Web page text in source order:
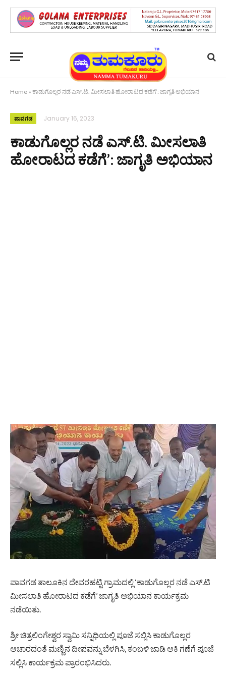
Home » ಕಾಡುಗೊಲ್ಲರ ನಡೆ ಎಸ್.ಟಿ. ಮೀಸಲಾತಿ ಹೋರಾಟದ ಕಡೆಗೆ’: ಜಾಗೃತಿ ಅಭಿಯಾನ
ಪಾವಗಡ January 16, 2023
ಕಾಡುಗೊಲ್ಲರ ನಡೆ ಎಸ್.ಟಿ. ಮೀಸಲಾತಿ
ಹೋರಾಟದ ಕಡೆಗೆ’: ಜಾಗೃತಿ ಅಭಿಯಾನ
ಪಾವಗಡ ತಾಲೂಕಿನ ದೇವರಹಟ್ಟಿ ಗ್ರಾಮದಲ್ಲಿ ‘ಕಾಡುಗೊಲ್ಲರ ನಡೆ ಎಸ್.ಟಿ
ಮೀಸಲಾತಿ ಹೋರಾಟದ ಕಡೆಗೆ’ ಜಾಗೃತಿ ಅಭಿಯಾನ ಕಾರ್ಯಕ್ರಮ
ನಡೆಯಿತು.
ಶ್ರೀ ಚಿತ್ರಲಿಂಗೇಶ್ವರ ಸ್ವಾಮಿ ಸನ್ನಿಧಿಯಲ್ಲಿ ಪೂಜೆ ಸಲ್ಲಿಸಿ ಕಾಡುಗೊಲ್ಲರ
ಆಚಾರದಂತೆ ಮಣ್ಣಿನ ದೀಪವನ್ನು ಬೆಳಗಿಸಿ, ಕಂಬಳಿ ಜಾಡಿ ಆಕಿ ಗಣೆಗೆ ಪೂಜೆ
ಸಲ್ಲಿಸಿ ಕಾರ್ಯಕ್ರಮ ಪ್ರಾರಂಭಿಸಿದರು.